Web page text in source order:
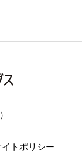
イトポリシー